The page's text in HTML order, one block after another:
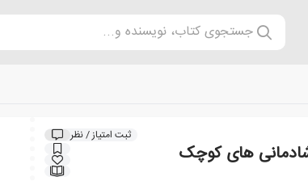
جستجوی کتاب، نویسنده و...
ثبت امتیاز / نظر
های کوچک